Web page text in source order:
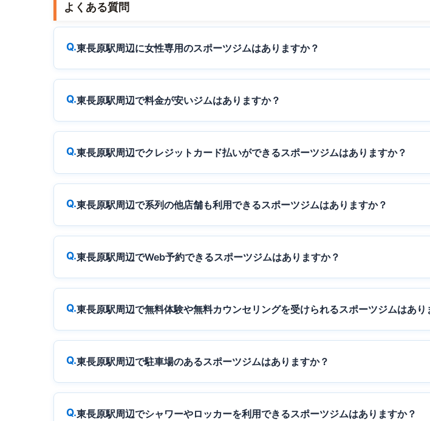
よくある質問
東長原駅周辺に女性専用のスポーツジムはありますか？
東長原駅周辺で料金が安いジムはありますか？
東長原駅周辺でクレジットカード払いができるスポーツジムはありますか？
東長原駅周辺で系列の他店舗も利用できるスポーツジムはありますか？
東長原駅周辺でWeb予約できるスポーツジムはありますか？
東長原駅周辺で無料体験や無料カウンセリングを受けられるスポーツジムはあり
東長原駅周辺で駐車場のあるスポーツジムはありますか？
東長原駅周辺でシャワーやロッカーを利用できるスポーツジムはありますか？